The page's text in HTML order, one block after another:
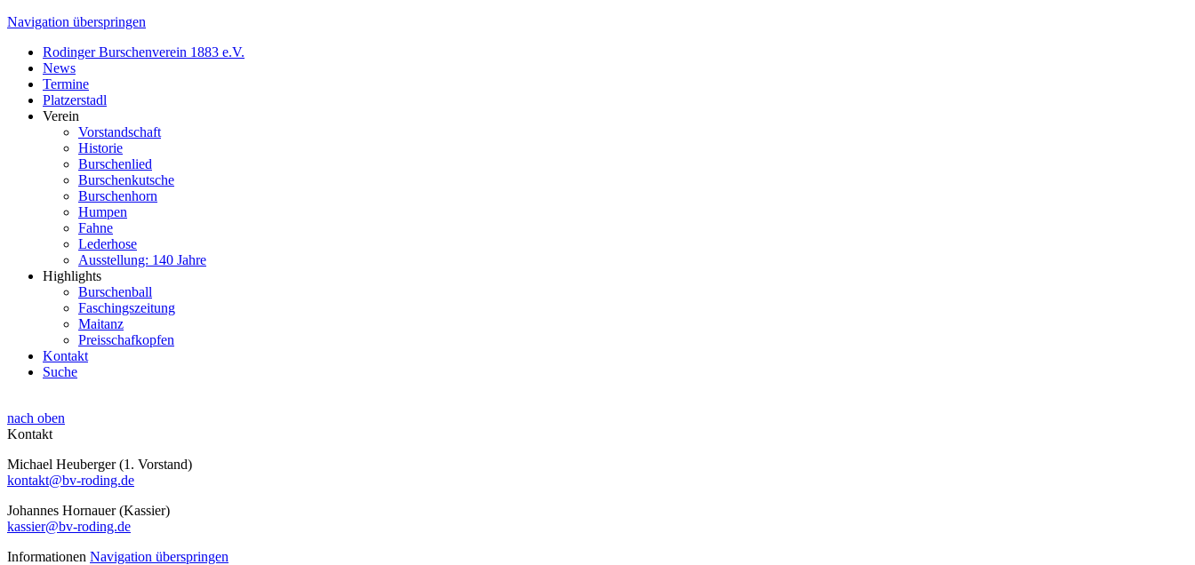
Navigation überspringen
Rodinger Burschenverein 1883 e.V.
News
Termine
Platzerstadl
Verein
Vorstandschaft
Historie
Burschenlied
Burschenkutsche
Burschenhorn
Humpen
Fahne
Lederhose
Ausstellung: 140 Jahre
Highlights
Burschenball
Faschingszeitung
Maitanz
Preisschafkopfen
Kontakt
Suche
nach oben
Kontakt
Michael Heuberger (1. Vorstand)
kontakt@bv-roding.de
Johannes Hornauer (Kassier)
kassier@bv-roding.de
Informationen Navigation überspringen